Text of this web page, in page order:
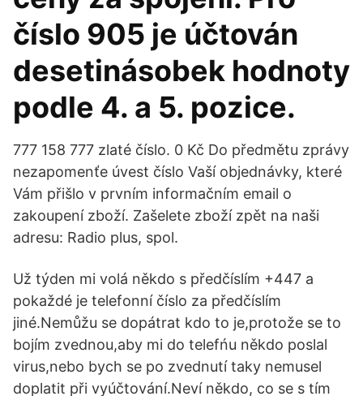
číslo 905 je účtován
desetinásobek hodnoty
podle 4. a 5. pozice.
777 158 777 zlaté číslo. 0 Kč Do předmětu zprávy
nezapomenťe úvest číslo Vaší objednávky, které
Vám přišlo v prvním informačním email o
zakoupení zboží. Zašelete zboží zpět na naši
adresu: Radio plus, spol.
Už týden mi volá někdo s předčíslím +447 a
pokaždé je telefonní číslo za předčíslím
jiné.Nemůžu se dopátrat kdo to je,protože se to
bojím zvednou,aby mi do telefńu někdo poslal
virus,nebo bych se po zvednutí taky nemusel
doplatit při vyúčtování.Neví někdo, co se s tím